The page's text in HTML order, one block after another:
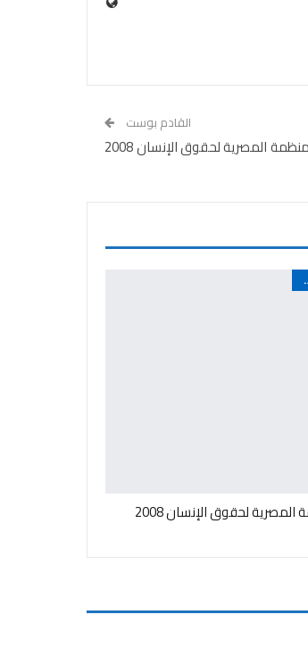
القادم بوست
المصرية لحقوق الإنسان 2008
- مصر
لحقوق الإنسان 2008